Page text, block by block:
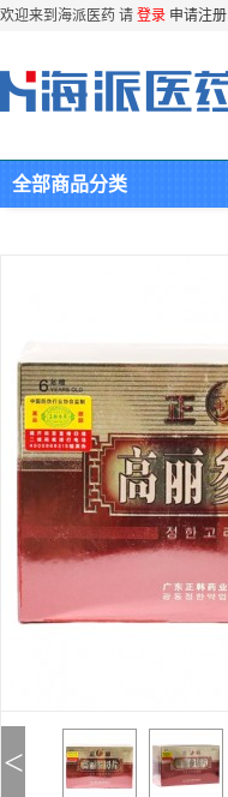
欢迎来到海派医药 请 登录 申请注册
全部商品分类
<